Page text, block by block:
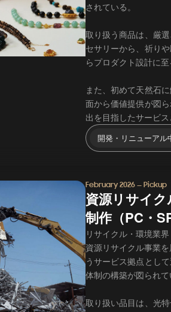
されている。
取り扱う商品は、厳
セサリーから、祈り
らプロダクト設計に
また、初めて天然石
面から価値提供が図
出を目指したサービス
開発・リニューアル
February 2026 — Pickup
資源リサイ
制作（PC・
リサイクル・環境業界
資源リサイクル事業
うサービス拠点とし
体制の構築が図られて
取り扱い品目は、光